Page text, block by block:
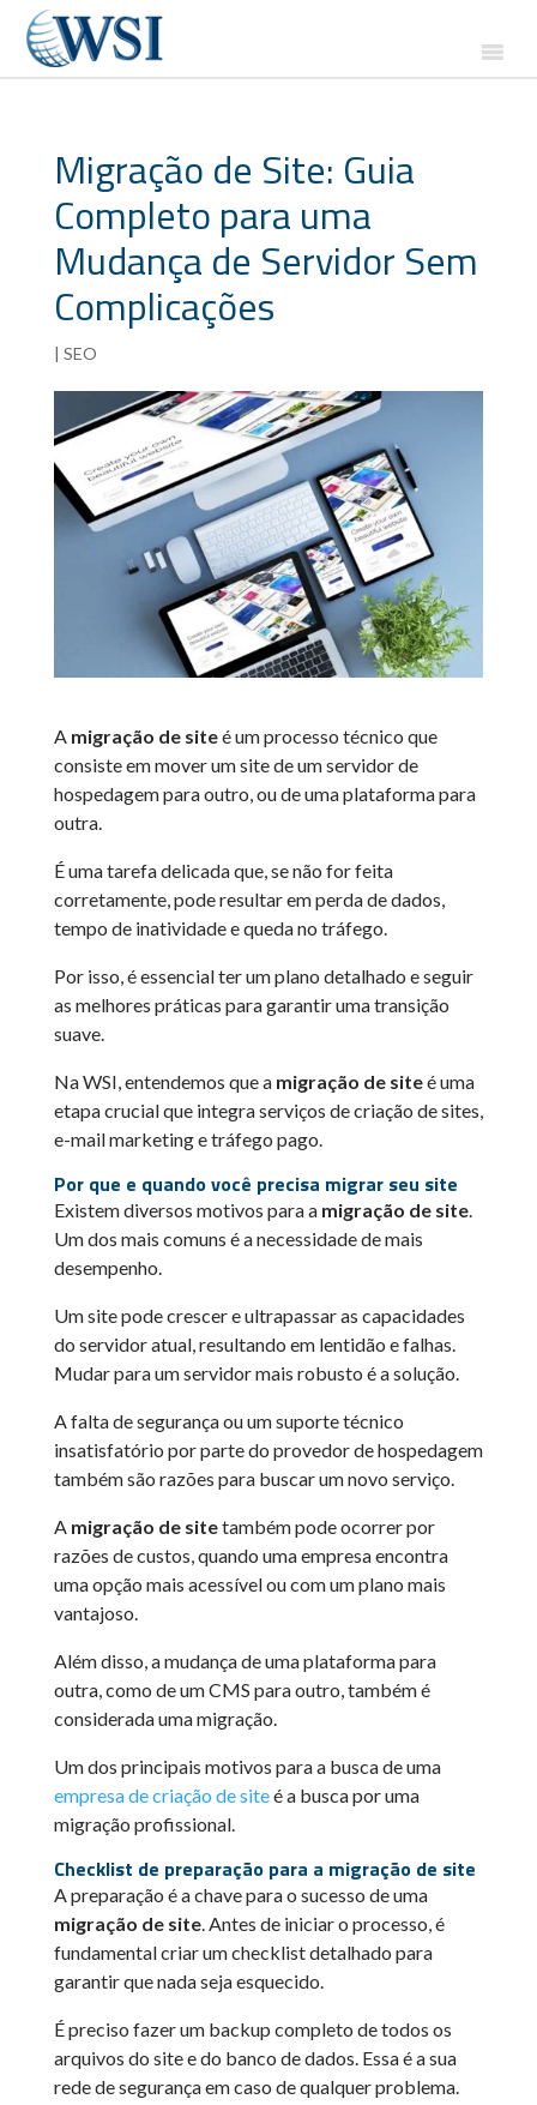
Migração de Site: Guia
Completo para uma
Mudança de Servidor Sem
Complicações
| SEO
A migração de siteé um processo técnico que
consiste em mover um site de um servidor de
hospedagem para outro, ou de uma plataforma para
outra.
É uma tarefa delicada que, se não for feita
corretamente, pode resultar em perda de dados,
tempo de inatividade e queda no tráfego.
Por isso, é essencial ter um plano detalhado e seguir
as melhores práticas para garantir uma transição
suave.
Na WSI, entendemos que a migração de siteé uma
etapa crucial que integra serviços de criação de sites,
e-mail marketing e tráfego pago.
Por que e quando você precisa migrar seu site
Existem diversos motivos para a migração de site.
Um dos mais comuns é a necessidade de mais
desempenho.
Um site pode crescer e ultrapassar as capacidades
do servidor atual, resultando em lentidão e falhas.
Mudar para um servidor mais robusto é a solução.
A falta de segurança ou um suporte técnico
insatisfatório por parte do provedor de hospedagem
também são razões para buscar um novo serviço.
A migração de sitetambém pode ocorrer por
razões de custos, quando uma empresa encontra
uma opção mais acessível ou com um plano mais
vantajoso.
Além disso, a mudança de uma plataforma para
outra, como de um CMS para outro, também é
considerada uma migração.
Um dos principais motivos para a busca de uma
empresa de criação de siteé a busca por uma
migração profissional.
Checklist de preparação para a migração de site
A preparação é a chave para o sucesso de uma
migração de site. Antes de iniciar o processo, é
fundamental criar um checklist detalhado para
garantir que nada seja esquecido.
É preciso fazer um backup completo de todos os
arquivos do site e do banco de dados. Essa é a sua
rede de segurança em caso de qualquer problema.